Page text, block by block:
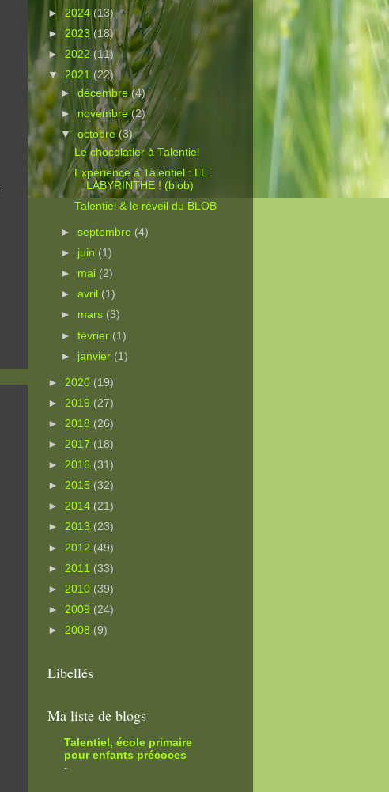
► 2024(13)
► 2023 (18)
► 2022 (11)
▼ 2021 (22)
►décembre(4)
► novembre(2)
▼octobre(3)
Le chocolatier à Talentiel
Expérience à Talentiel : LE
LABYRINTHE ! (blob)
Talentiel & le réveil du BLOB
►septembre (4)
► juin (1)
► mai (2)
►avril (1)
► mars (3)
►février (1)
► janvier (1)
► 2020 (19)
► 2019 (27)
► 2018 (26)
► 2017 (18)
► 2016 (31)
► 2015 (32)
► 2014 (21)
► 2013 (23)
► 2012 (49)
► 2011 (33)
► 2010 (39)
► 2009 (24)
► 2008 (9)
Libellés
Ma liste de blogs
Talentiel, école primaire
pour enfants précoces
-